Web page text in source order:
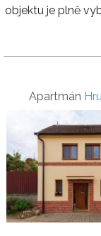
objektu je plně
Apartmán